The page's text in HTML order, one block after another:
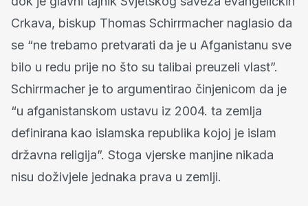
Crkava, biskup Thomas Schirrmacher naglasio da
se “ne trebamo pretvarati da je u Afganistanu sve
bilo u redu prije no što su talibai preuzeli vlast”.
Schirrmacher je to argumentirao činjenicom da je
“u afganistanskom ustavu iz 2004. ta zemlja
definirana kao islamska republika kojoj je islam
državna religija”. Stoga vjerske manjine nikada
nisu doživjele jednaka prava u zemlji.